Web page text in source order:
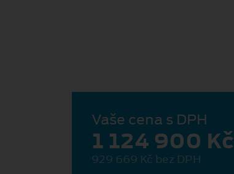
Vaše cena s DPH
1 124 900 Kč
929 669 Kč bez DPH